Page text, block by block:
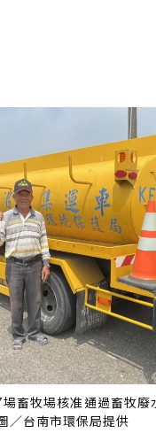
畜牧場核准通過畜牧廢
／台南市環保局提供